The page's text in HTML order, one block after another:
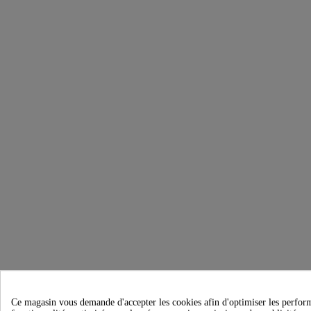
Ce magasin vous demande d'accepter les cookies afin d'optimiser les